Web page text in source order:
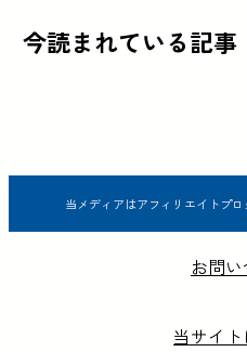
今読まれている記事
当メディアはアフィリエイトプ
お問
当サイ